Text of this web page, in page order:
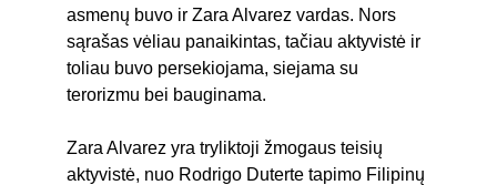
asmenų buvo ir Zara Alvarez vardas. Nors
sąrašas vėliau panaikintas, tačiau aktyvistė ir
toliau buvo persekiojama, siejama su
terorizmu bei bauginama.
Zara Alvarez yra tryliktoji žmogaus teisių
aktyvistė, nuo Rodrigo Duterte tapimo Filipinų